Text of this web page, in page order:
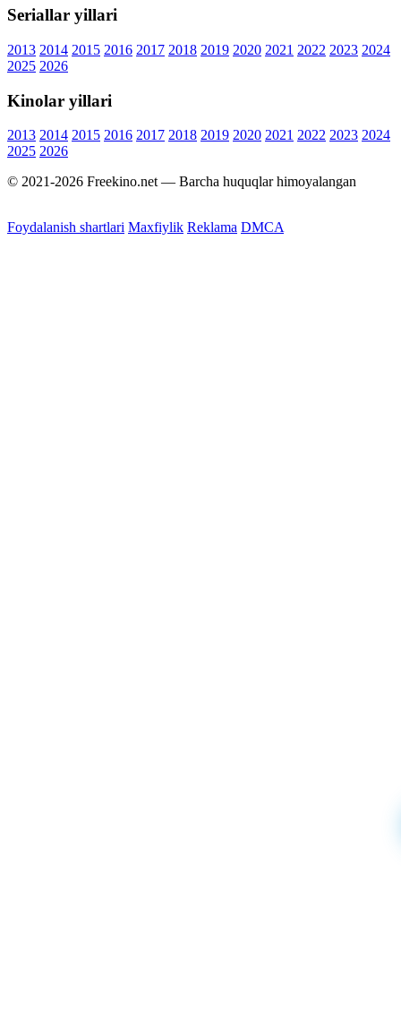
Seriallar yillari
2013 2014 2015 2016 2017 2018 2019 2020 2021 2022 2023 2024
2025 2026
Kinolar yillari
2013 2014 2015 2016 2017 2018 2019 2020 2021 2022 2023 2024
2025 2026
© 2021-2026 Freekino.net — Barcha huquqlar himoyalangan
Foydalanish shartlari Maxfiylik Reklama DMCA